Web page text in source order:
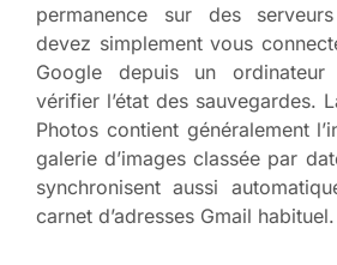
permanence sur des
devez simplement vous
Google depuis un
vérifier l’état des sauvegardes.
Photos contient généralement
galerie d’images classée par
synchronisent aussi
carnet d’adresses Gmail habituel.